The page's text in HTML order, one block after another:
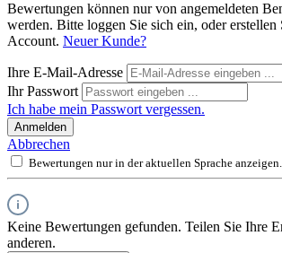
Bewertungen können nur von angemeldeten
werden. Bitte loggen Sie sich ein, oder erstellen
Account. Neuer Kunde?
Ihre E-Mail-Adresse
Ihr Passwort
Ich habe mein Passwort vergessen.
Anmelden
Abbrechen
Bewertungen nur in der aktuellen Sprache anzeigen.
Keine Bewertungen gefunden. Teilen Sie Ihre
anderen.